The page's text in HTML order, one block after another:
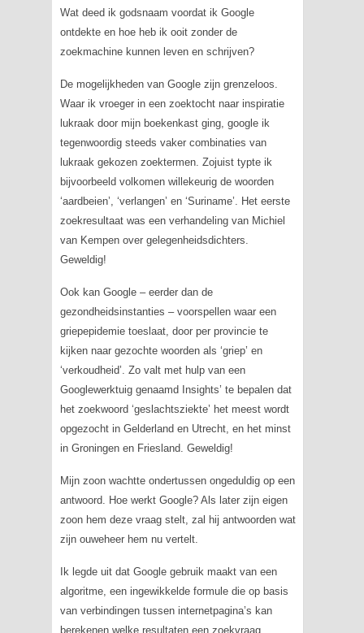
Wat deed ik godsnaam voordat ik Google
ontdekte en hoe heb ik ooit zonder de
zoekmachine kunnen leven en schrijven?
De mogelijkheden van Google zijn grenzeloos.
Waar ik vroeger in een zoektocht naar inspiratie
lukraak door mijn boekenkast ging, google ik
tegenwoordig steeds vaker combinaties van
lukraak gekozen zoektermen. Zojuist typte ik
bijvoorbeeld volkomen willekeurig de woorden
‘aardbeien’, ‘verlangen’ en ‘Suriname’. Het eerste
zoekresultaat was een verhandeling van Michiel
van Kempen over gelegenheidsdichters.
Geweldig!
Ook kan Google – eerder dan de
gezondheidsinstanties – voorspellen waar een
griepepidemie toeslaat, door per provincie te
kijken naar gezochte woorden als ‘griep’ en
‘verkoudheid’. Zo valt met hulp van een
Googlewerktuig genaamd Insights’ te bepalen dat
het zoekwoord ‘geslachtsziekte’ het meest wordt
opgezocht in Gelderland en Utrecht, en het minst
in Groningen en Friesland. Geweldig!
Mijn zoon wachtte ondertussen ongeduldig op een
antwoord. Hoe werkt Google? Als later zijn eigen
zoon hem deze vraag stelt, zal hij antwoorden wat
zijn ouweheer hem nu vertelt.
Ik legde uit dat Google gebruik maakt van een
algoritme, een ingewikkelde formule die op basis
van verbindingen tussen internetpagina’s kan
berekenen welke resultaten een zoekvraag